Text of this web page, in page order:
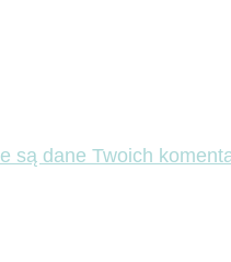
są dane Twoich